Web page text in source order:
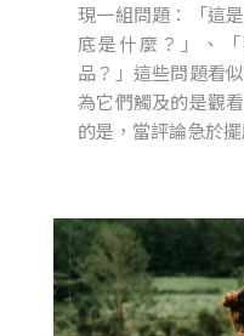
現一組問題：「這
底是什麼？」、
品？」這些問題看
為它們觸及的是觀
的是，當評論急於